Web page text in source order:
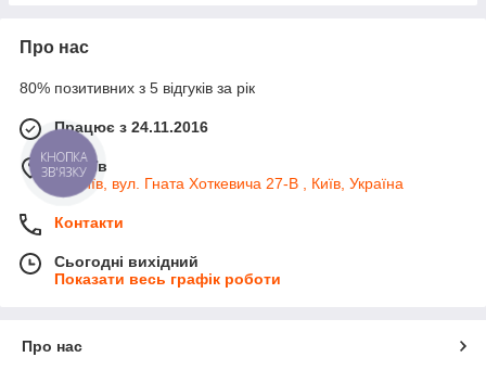
Про нас
80% позитивних з 5 відгуків за рік
Працює з 24.11.2016
м. Київ
м. Київ, вул. Гната Хоткевича 27-В , Київ, Україна
Контакти
Сьогодні вихідний
Показати весь графік роботи
Про нас
КНОПКА
ЗВ'ЯЗКУ